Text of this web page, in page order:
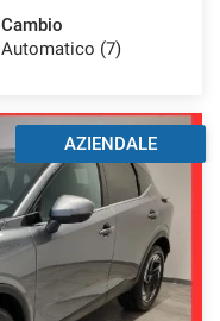
Cambio
Automatico (7)
AZIENDALE